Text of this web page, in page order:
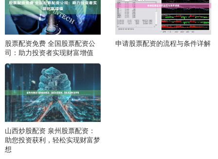
股票配资免费 全国股票配资公
司：助力投资者实现财富增值
申请股票配资的流程与条件详解
山西炒股配资 泉州股票配资：
助您投资获利，轻松实现财富梦
想